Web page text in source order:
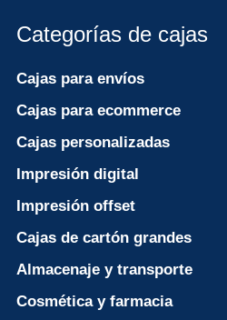
Categorías de cajas
Cajas para envíos
Cajas para ecommerce
Cajas personalizadas
Impresión digital
Impresión offset
Cajas de cartón grandes
Almacenaje y transporte
Cosmética y farmacia